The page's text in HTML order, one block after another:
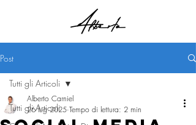
Post
Tutti gli Articoli
Tutti gli Articoli
Alberto Carniel
26 lug 2025 Tempo di lettura: 2 min